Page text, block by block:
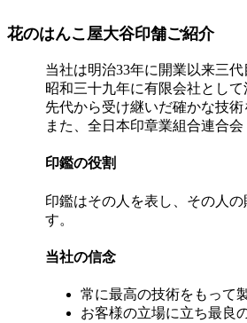
花のはんこ屋大谷印舗ご紹介
当社は明治33年に開業以来三代
昭和三十九年に有限会社とし
先代から受け継いだ確かな技
また、全日本印章業組合連合
印鑑の役割
印鑑はその人を表し、その人
す。
当社の信念
常に最高の技術をもって
お客様の立場に立ち最良